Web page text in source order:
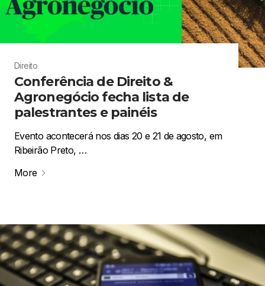
Direito
Conferência de Direito &
Agronegócio fecha lista de
palestrantes e painéis
Evento acontecerá nos dias 20 e 21 de agosto, em
Ribeirão Preto, …
More